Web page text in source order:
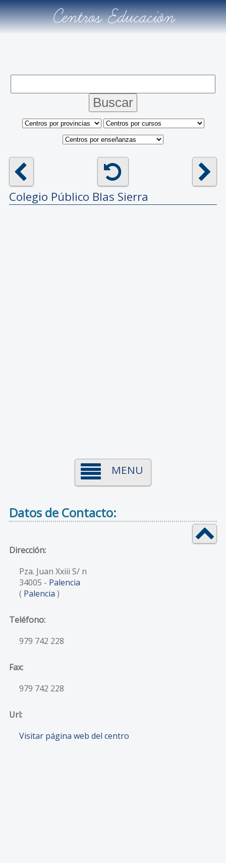
Centros Educación
Colegio Público Blas Sierra
MENU
Datos de Contacto:
Dirección:
Pza. Juan Xxiii S/ n
34005 - Palencia
( Palencia )
Teléfono:
979 742 228
Fax:
979 742 228
Url:
Visitar página web del centro